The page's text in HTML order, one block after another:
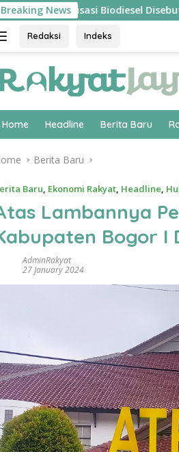
Breaking News
Biodiesel Disebut Pakar Ekonomi
Redaksi Indeks
Home Headline Berita Baru
Berita Baru
Baru, Ekonomi Rakyat, Headline,
Lambannya
Bogor I
AdminRakyat
27 January 2024